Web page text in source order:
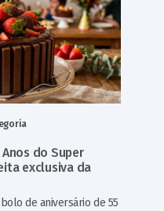
do Super
exclusiva da
de aniversário de 55